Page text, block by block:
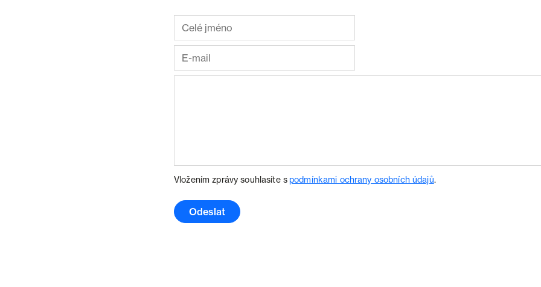
Vložením zprávy souhlasíte spodmínkami ochrany osobních údajů.
Odeslat